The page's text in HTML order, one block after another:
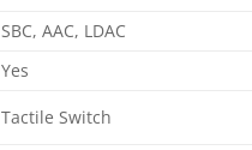
SBC, AAC, LDAC
Yes
Tactile Switch